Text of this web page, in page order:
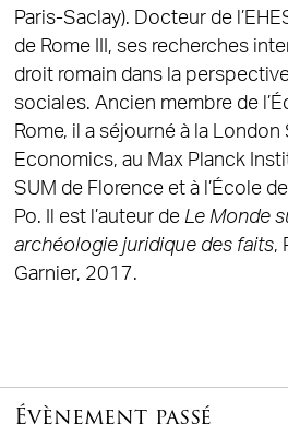
Paris-Saclay). Docteur de
de Rome III, ses recherches
droit romain dans la
sociales. Ancien membre de
Rome, il a séjourné à la
Economics, au Max Planck
SUM de Florence et à l’École
Po. Il est l’auteur de Le Monde
archéologie juridique des faits,
Garnier, 2017.
Évènement passé